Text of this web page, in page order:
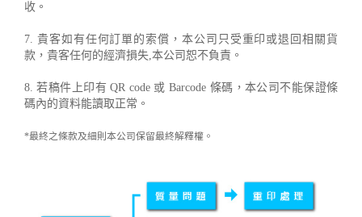
收。
7. 貴客如有任何訂單的索償，本公司只受重印或退回相關貨
款，貴客任何的經濟損失,本公司恕不負責。
8. 若稿件上印有 QR code 或 Barcode 條碼，本公司不能保證條
碼內的資料能讀取正常。
*最終之條款及細則本公司保留最終解釋權。